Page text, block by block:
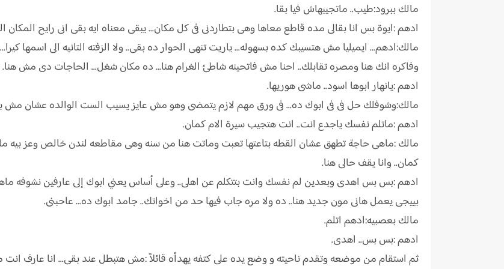
مالك ببرود:طيب.. ماتجيبهاش فيا بقا.
ادهم :ايوة بس انا بقالى مده قاطع معاها وهى بتطاردنى فى كل مكان... يبقى معناه ايه بقى انى رايح المكان
مالك:ادهم... ايميليا مش هتسيبك كده بسهوله... ياريت تنهى الحوار ده بقى.. ولا الزفته التانيه الى اسمها
وفاكره انك هنا ومصره تقابلك.. احنا مش فاتحينه شاطئ الغرام هنا... ده مكان شغل... الحاجات دى مش هنا.
ادهم :يانهار ابوها اسود.. ماشى هوريها.
مالك:وشوفلك حل فى فى ابوك ده... فى ورق مهم لازم يتمضى وهو مش عايز يسيب الست الوالده عشان مش
ادهم :ماتلم نفسك ياجدع انت.. انت هتجيب سيرة الام كمان.
مالك :ماهى حاجة تطهق عشان القطه بتاعتها تعبت وماتت هنا من سنه وهى مقاطعه لندن خالص وعز بيه
كمان.. وانا يقف حالى هنا.
ادهم :بس بس اهدى وبعدين لم نفسك وانت بتتكلم عن اهلى.. وعلى أساس يعني ابوك إلى عارفين نشوفه
بييجى يعمل هانى مون جديد هنا.. ده ولا مره جاب فيها حد من اخواتك.. جامد ابوك ده... عاحبنى.
مالك بعصبيه:ادهم اتلم.
ادهم :بس بس.. اهدى.